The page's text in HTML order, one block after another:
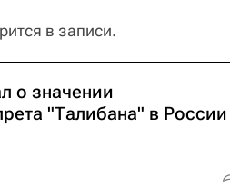
в записи.
о значении
"Талибана" в России